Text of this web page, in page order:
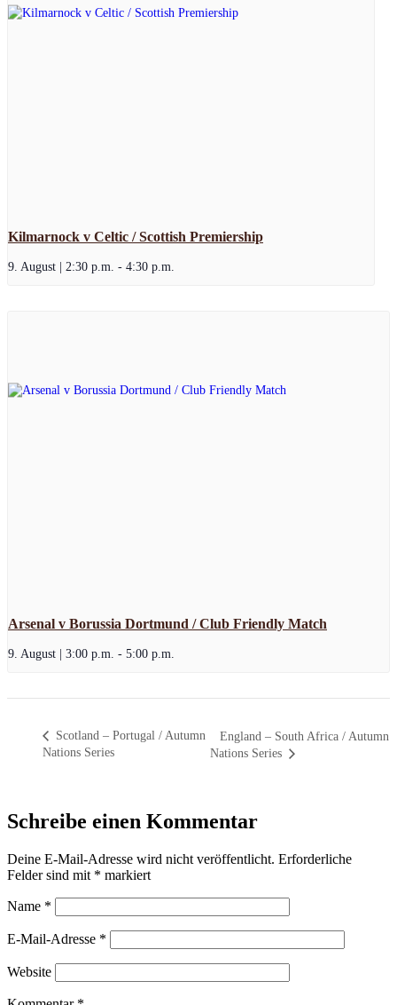
Kilmarnock v Celtic / Scottish Premiership
9. August | 2:30 p.m. - 4:30 p.m.
Arsenal v Borussia Dortmund / Club Friendly Match
9. August | 3:00 p.m. - 5:00 p.m.
Scotland – Portugal / Autumn
Nations Series
England – South Africa / Autumn
Nations Series
Schreibe einen Kommentar
Deine E-Mail-Adresse wird nicht veröffentlicht. Erforderliche
Felder sind mit * markiert
Name *
E-Mail-Adresse *
Website